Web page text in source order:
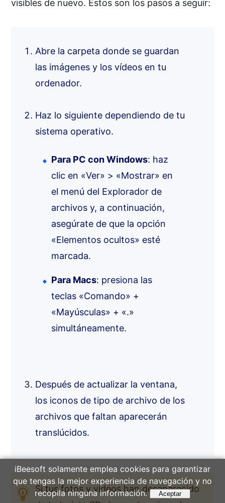
visibles de nuevo. Estos son los pasos a seguir:
Abre la carpeta donde se guardan
las imágenes y los vídeos en tu
ordenador.
Haz lo siguiente dependiendo de tu
sistema operativo.
Para PC con Windows: haz
clic en «Ver» > «Mostrar» en
el menú del Explorador de
archivos y, a continuación,
asegúrate de que la opción
«Elementos ocultos» esté
marcada.
Para Macs: presiona las
teclas «Comando» +
«Mayúsculas» + «.»
simultáneamente.
Después de actualizar la ventana,
los iconos de tipo de archivo de los
archivos que faltan aparecerán
translúcidos.
Si tus fotos y vídeos han desaparecido
iBeesoft solamente emplea cookies para garantizar
que tengas la mejor experiencia de navegación y no
recopila ninguna información.
Aceptar